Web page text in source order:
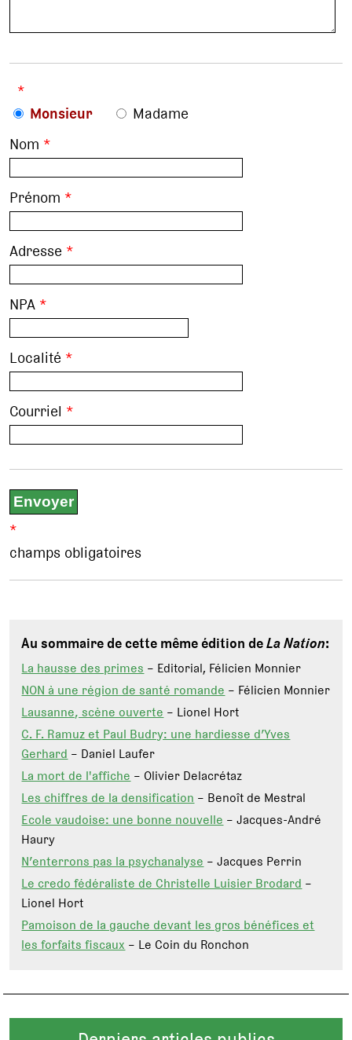
*
Monsieur
Madame
Nom *
Prénom *
Adresse *
NPA *
Localité *
Courriel *
*
champs obligatoires
Au sommaire de cette même édition deLa Nation:
La hausse des primes – Editorial, Félicien Monnier
NON à une région de santé romande – Félicien Monnier
Lausanne, scène ouverte – Lionel Hort
C. F. Ramuz et Paul Budry: une hardiesse d’Yves
Gerhard – Daniel Laufer
La mort de l'affiche – Olivier Delacrétaz
Les chiffres de la densification – Benoît de Mestral
Ecole vaudoise: une bonne nouvelle – Jacques-André
Haury
N’enterrons pas la psychanalyse – Jacques Perrin
Le credo fédéraliste de Christelle Luisier Brodard –
Lionel Hort
Pamoison de la gauche devant les gros bénéfices et
les forfaits fiscaux – Le Coin du Ronchon